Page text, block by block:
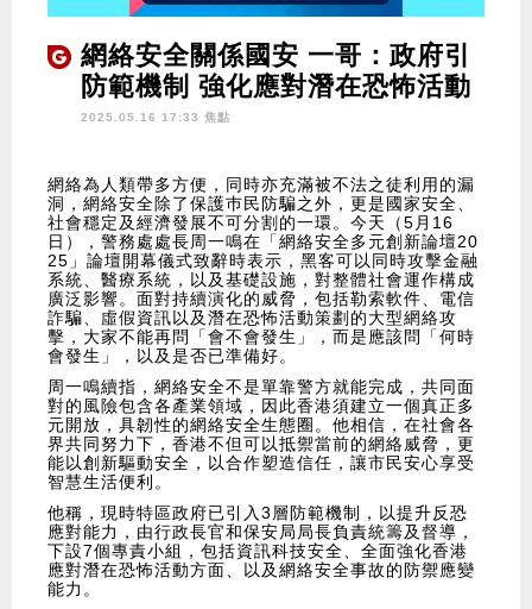
網絡安全關係國安 一哥：政府引
防範機制 強化應對潛在恐怖活動
2025.05.16 17:33 焦點
網絡為人類帶多方便，同時亦充滿被不法之徒利用的漏
洞，網絡安全除了保護巿民防騙之外，更是國家安全、
社會穩定及經濟發展不可分割的一環。今天（5月16
日），警務處處長周一鳴在「網絡安全多元創新論壇20
25」論壇開幕儀式致辭時表示，黑客可以同時攻擊金融
系統、醫療系統，以及基礎設施，對整體社會運作構成
廣泛影響。面對持續演化的威脅，包括勒索軟件、電信
詐騙、虛假資訊以及潛在恐怖活動策劃的大型網絡攻
擊，大家不能再問「會不會發生」，而是應該問「何時
會發生」，以及是否已準備好。
周一鳴續指，網絡安全不是單靠警方就能完成，共同面
對的風險包含各產業領域，因此香港須建立一個真正多
元開放，具韌性的網絡安全生態圈。他相信，在社會各
界共同努力下，香港不但可以抵禦當前的網絡威脅，更
能以創新驅動安全，以合作塑造信任，讓市民安心享受
智慧生活便利。
他稱，現時特區政府已引入3層防範機制，以提升反恐
應對能力，由行政長官和保安局局長負責統籌及督導，
下設7個專責小組，包括資訊科技安全、全面強化香港
應對潛在恐怖活動方面、以及網絡安全事故的防禦應變
能力。